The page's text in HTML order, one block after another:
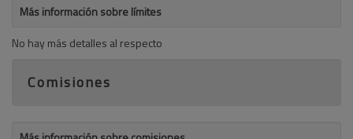
Más información sobre límites
No hay más detalles al respecto
Comisiones